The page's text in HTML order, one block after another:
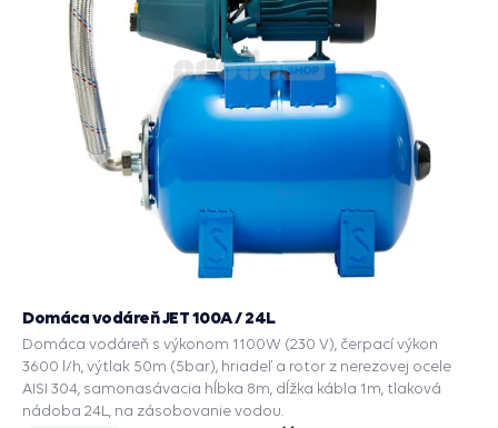
Domáca vodáreň JET 100A / 24L
Domáca vodáreň s výkonom 1100W (230 V), čerpací výkon
3600 l/h, výtlak 50m (5bar), hriadeľ a rotor z nerezovej ocele
AISI 304, samonasávacia hĺbka 8m, dĺžka kábla 1m, tlaková
nádoba 24L, na zásobovanie vodou.